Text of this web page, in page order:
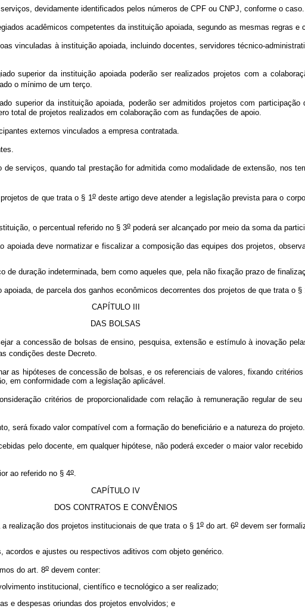
devidamente identificados pelos números de CPF ou CNPJ, conforme o caso.
acadêmicos competentes da instituição apoiada, segundo as mesmas regras
vinculadas à instituição apoiada, incluindo docentes, servidores técnico-
superior da instituição apoiada poderão ser realizados projetos com a
o mínimo de um terço.
superior da instituição apoiada, poderão ser admitidos projetos com
total de projetos realizados em colaboração com as fundações de apoio.
externos vinculados a empresa contratada.
serviços, quando tal prestação for admitida como modalidade de extensão, nos
de que trata o § 1odeste artigo deve atender a legislação prevista para o
o percentual referido no § 3opoderá ser alcançado por meio da soma da
apoiada deve normatizar e fiscalizar a composição das equipes dos projetos,
duração indeterminada, bem como aqueles que, pela não fixação prazo de
de parcela dos ganhos econômicos decorrentes dos projetos de que trata o §
CAPÍTULO III
DAS BOLSAS
a concessão de bolsas de ensino, pesquisa, extensão e estímulo à inovação
condições deste Decreto.
as hipóteses de concessão de bolsas, e os referenciais de valores, fixando
em conformidade com a legislação aplicável.
critérios de proporcionalidade com relação à remuneração regular de
será fixado valor compatível com a formação do beneficiário e a natureza do projeto.
pelo docente, em qualquer hipótese, não poderá exceder o maior valor
ao referido no § 4o.
CAPÍTULO IV
DOS CONTRATOS E CONVÊNIOS
realização dos projetos institucionais de que trata o § 1odo art. 6odevem ser
e ajustes ou respectivos aditivos com objeto genérico.
do art. 8odevem conter:
institucional, científico e tecnológico a ser realizado;
e despesas oriundas dos projetos envolvidos; e